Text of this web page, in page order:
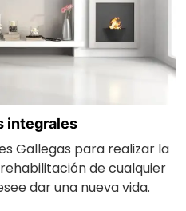
integrales
Gallegas para realizar la
de cualquier
dar una nueva vida.